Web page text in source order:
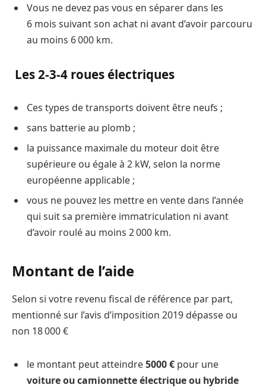
Vous ne devez pas vous en séparer dans les
6 mois suivant son achat ni avant d’avoir parcouru
au moins 6 000 km.
Les 2-3-4 roues électriques
Ces types de transports doivent être neufs ;
sans batterie au plomb ;
la puissance maximale du moteur doit être
supérieure ou égale à 2 kW, selon la norme
européenne applicable ;
vous ne pouvez les mettre en vente dans l’année
qui suit sa première immatriculation ni avant
d’avoir roulé au moins 2 000 km.
Montant de l’aide
Selon si votre revenu fiscal de référence par part,
mentionné sur l’avis d’imposition 2019 dépasse ou
non 18 000 €
le montant peut atteindre5000 € pour une
voiture ou camionnette électrique ou hybride